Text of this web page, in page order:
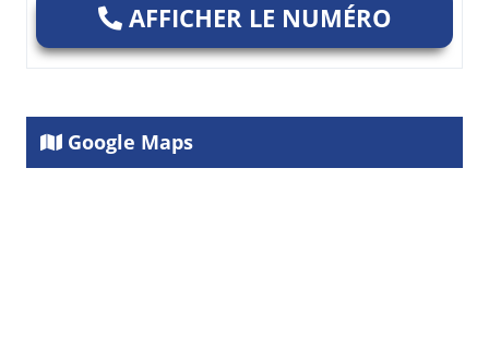
AFFICHER LE NUMÉRO
Google Maps